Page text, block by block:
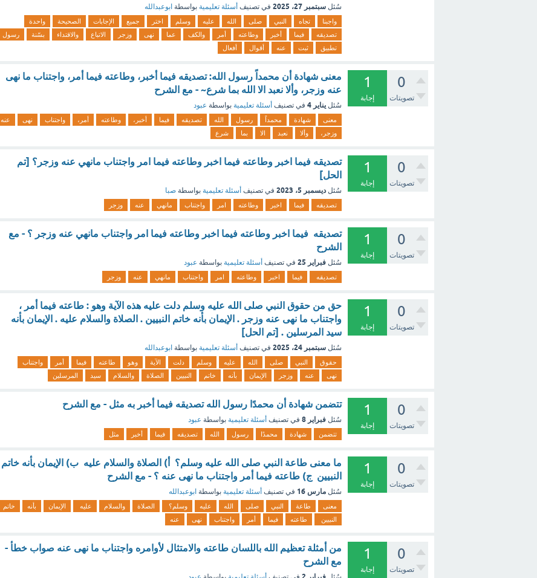
سُئل سبتمبر 27، 2025 في تصنيف أسئلة تعليمية بواسطة ابوعبدالله
واجبنا تجاه النبي صلى الله عليه وسلم اختر جميع الإجابات الصحيحة
واحدة
تصديقه
فيما أخبر وطاعته أمر والكف عما نهى وزجر الاتباع والاقتداء بسّنة
رسول
تطبيق
ثبت عنه أقوال أفعال
0
تصويتات
1
إجابة
معنى شهادة أن محمداً رسول الله: تصديقه فيما أخبر، وطاعته فيما أمر، واجتناب ما نهى
عنه وزجر، وألا نعبد الا الله بما شرع~ - مع الشرح
سُئل يناير 4 في تصنيف أسئلة تعليمية بواسطة عبود
معنى شهادة محمداً رسول الله تصديقه فيما أخبر، وطاعته أمر، واجتناب نهى
عنه
وزجر،
وألا نعبد الا بما شرع
0
تصويتات
1
إجابة
تصديقه فيما اخبر وطاعته فيما اخبر وطاعته فيما امر واجتناب مانهي عنه وزجر؟ [تم
الحل]
سُئل ديسمبر 5، 2023 في تصنيف أسئلة تعليمية بواسطة صبا
تصديقه فيما اخبر وطاعته امر واجتناب مانهي عنه وزجر
0
تصويتات
1
إجابة
تصديقه فيما اخبر وطاعته فيما اخبر وطاعته فيما امر واجتناب مانهي عنه وزجر ؟ - مع
الشرح
سُئل فبراير 25 في تصنيف أسئلة تعليمية بواسطة عبود
تصديقه فيما اخبر وطاعته امر واجتناب مانهي عنه وزجر
0
تصويتات
1
إجابة
حق من حقوق النبي صلى الله عليه وسلم دلت عليه هذه الآية وهو : طاعته فيما أمر ،
واجتناب ما نهى عنه وزجر . الإيمان بأنه خاتم النبيين . الصلاة والسلام عليه . الإيمان بأنه
سيد المرسلين . [تم الحل]
سُئل سبتمبر 24، 2025 في تصنيف أسئلة تعليمية بواسطة ابوعبدالله
حقوق النبي صلى الله عليه وسلم دلت الآية وهو طاعته فيما أمر
واجتناب
نهى
عنه وزجر الإيمان بأنه خاتم النبيين الصلاة والسلام سيد المرسلين
0
تصويتات
1
إجابة
تتضمن شهادة أن محمدًا رسول الله تصديقه فيما أخبر به مثل - مع الشرح
سُئل فبراير 8 في تصنيف أسئلة تعليمية بواسطة عبود
تتضمن شهادة محمدًا رسول الله تصديقه فيما أخبر مثل
0
تصويتات
1
إجابة
ما معنى طاعة النبي صلى الله عليه وسلم؟ أ) الصلاة والسلام عليه ب) الإيمان بأنه خاتم
النبيين ج) طاعته فيما أمر واجتناب ما نهى عنه ؟ - مع الشرح
سُئل مارس 16 في تصنيف أسئلة تعليمية بواسطة ابوعبدالله
معنى طاعة النبي صلى الله عليه وسلم؟ الصلاة والسلام عليه الإيمان بأنه
خاتم
النبيين
طاعته فيما أمر واجتناب نهى عنه
0
تصويتات
1
إجابة
من أمثلة تعظيم الله باللسان طاعته والامتثال لأوامره واجتناب ما نهى عنه صواب خطأ -
مع الشرح